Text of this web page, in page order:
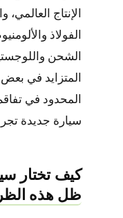
الإنتاج
الفولاذ
الشحن
المتزايد في
المحدود في
سيارة جديدة
كيف تختار
ظل هذه